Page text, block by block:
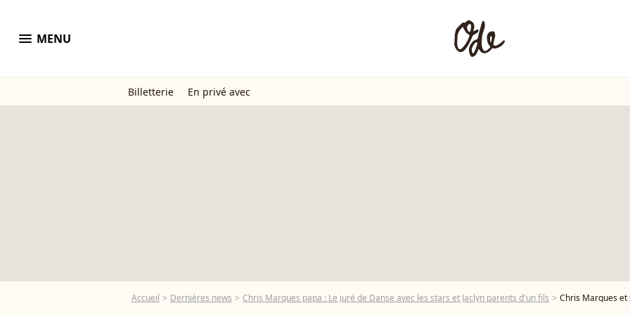
menu MENU
Billetterie En privé avec
Accueil Dernières news Chris Marques papa : Le juré de Danse avec les stars et Jaclyn parents d'un fils Chris Marques et sa fiancée Jaclyn Spencer